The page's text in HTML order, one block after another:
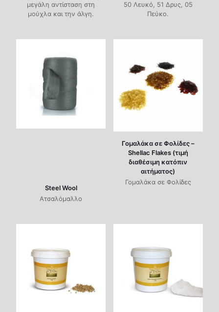
μεγάλη αντίσταση στη
μούχλα και την άλγη.
50 Λευκό, 51 Δρυς, 05
Πεύκο.
Steel Wool
Ατσαλόμαλλο
Γομαλάκα σε Φολίδες –
Shellac Flakes (τιμή
διαθέσιμη κατόπιν
αιτήματος)
Γομαλάκα σε Φολίδες